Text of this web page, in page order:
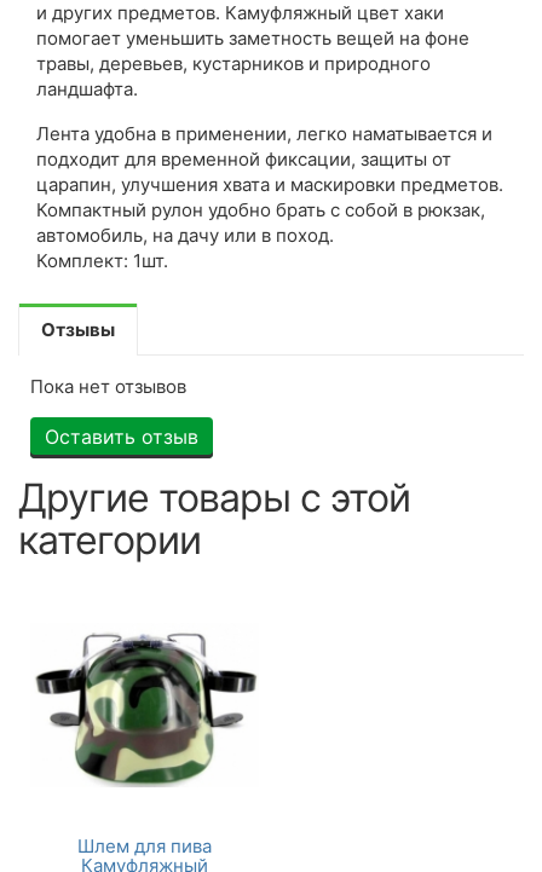
и других предметов. Камуфляжный цвет хаки
помогает уменьшить заметность вещей на фоне
травы, деревьев, кустарников и природного
ландшафта.
Лента удобна в применении, легко наматывается и
подходит для временной фиксации, защиты от
царапин, улучшения хвата и маскировки предметов.
Компактный рулон удобно брать с собой в рюкзак,
автомобиль, на дачу или в поход.
Комплект: 1шт.
Отзывы
Пока нет отзывов
Оставить отзыв
Другие товары с этой
категории
Шлем для пива
Камуфляжный